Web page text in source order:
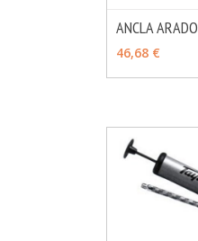
ANCLA ARADO
46,68 €